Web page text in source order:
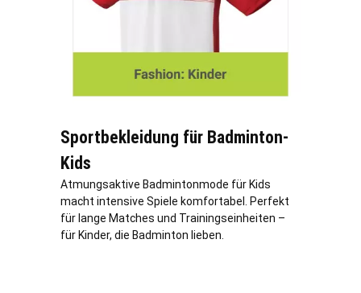
Sportbekleidung für Badminton-
Kids
Atmungsaktive Badmintonmode für Kids
macht intensive Spiele komfortabel. Perfekt
für lange Matches und Trainingseinheiten –
für Kinder, die Badminton lieben.